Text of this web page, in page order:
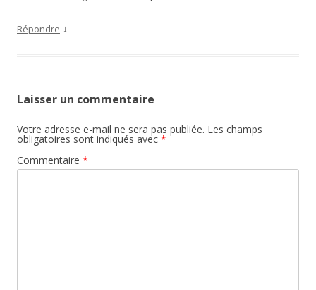
Répondre ↓
Laisser un commentaire
Votre adresse e-mail ne sera pas publiée. Les champs
obligatoires sont indiqués avec *
Commentaire *